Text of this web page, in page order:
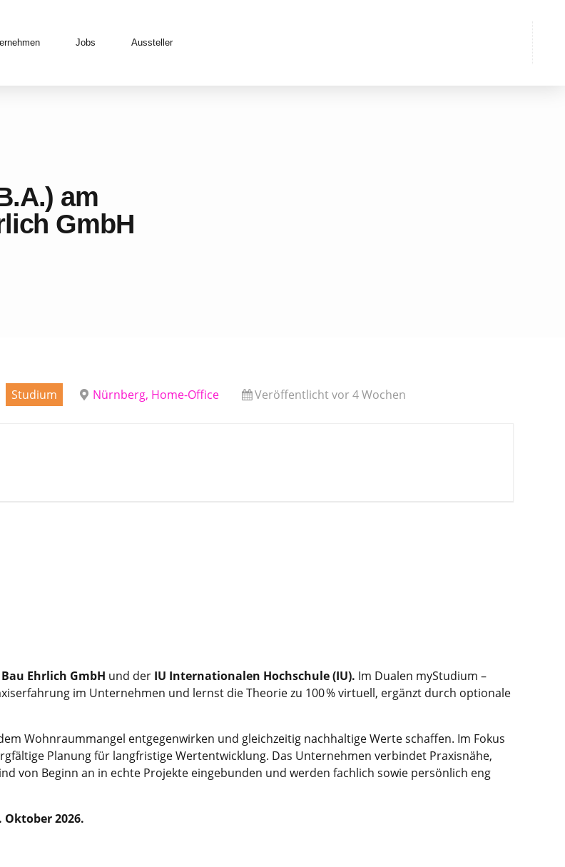
Jobs Aussteller
am
GmbH
Studium Nürnberg, Home-Office Veröffentlicht vor 4 Wochen
Bau Ehrlich GmbH und der IU Internationalen Hochschule (IU). Im Dualen myStudium –
im Unternehmen und lernst die Theorie zu 100 % virtuell, ergänzt durch optionale
Wohnraummangel entgegenwirken und gleichzeitig nachhaltige Werte schaffen. Im Fokus
Planung für langfristige Wertentwicklung. Das Unternehmen verbindet Praxisnähe,
von Beginn an in echte Projekte eingebunden und werden fachlich sowie persönlich eng
Oktober2026.